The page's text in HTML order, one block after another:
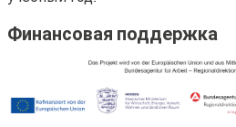
Финансовая поддержка